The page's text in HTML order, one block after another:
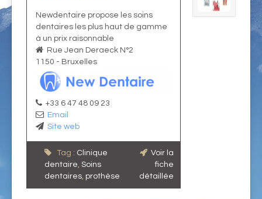
Newdentaire propose les soins
dentaires les plus haut de gamme
à un prix raisonnable
Rue Jean Deraeck N°2
1150 - Bruxelles
+33 6 47 48 09 23
Email
Site web
Tag : Clinique
dentaire, Soins
dentaires, prothèse
Voir la
fiche
détaillée